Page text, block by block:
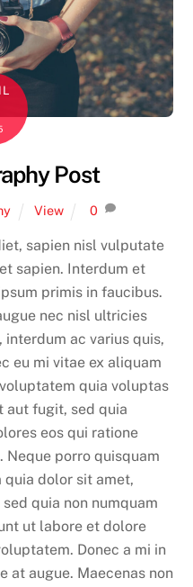
Post
View 0
sapien nisl vulputate
sapien. Interdum et
primis in faucibus.
nec nisl ultricies
ac varius quis,
eu mi vitae ex aliquam
quia voluptas
aut fugit, sed quia
eos qui ratione
porro quisquam
quia dolor sit amet,
quia non numquam
ut labore et dolore
Donec a mi in
at augue. Maecenas non